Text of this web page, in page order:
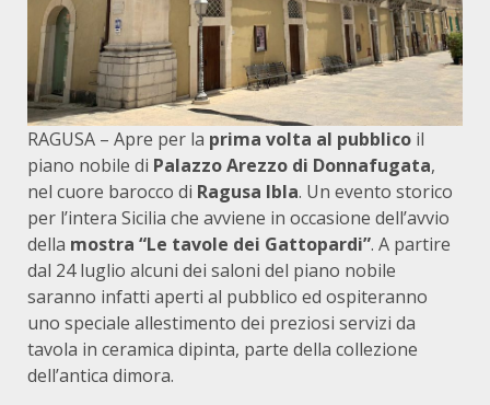
RAGUSA – Apre per la prima volta al pubblico il
piano nobile di Palazzo Arezzo di Donnafugata,
nel cuore barocco di Ragusa Ibla. Un evento storico
per l’intera Sicilia che avviene in occasione dell’avvio
della mostra “Le tavole dei Gattopardi”. A partire
dal 24 luglio alcuni dei saloni del piano nobile
saranno infatti aperti al pubblico ed ospiteranno
uno speciale allestimento dei preziosi servizi da
tavola in ceramica dipinta, parte della collezione
dell’antica dimora.